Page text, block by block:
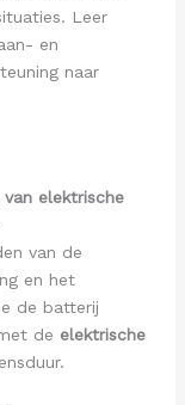
Leer
en
naar
van elektrische
van de
en het
de batterij
de elektrische